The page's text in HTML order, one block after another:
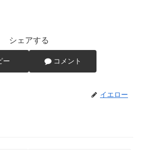
シェアする
ー コメント
イエロー